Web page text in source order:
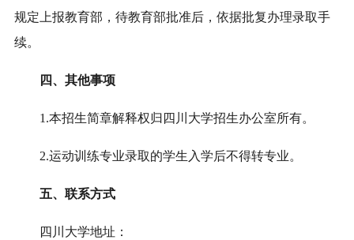
规定上报教育部，待教育部批准后，依据批复办理录取手
续。
四、其他事项
1.本招生简章解释权归四川大学招生办公室所有。
2.运动训练专业录取的学生入学后不得转专业。
五、联系方式
四川大学地址：